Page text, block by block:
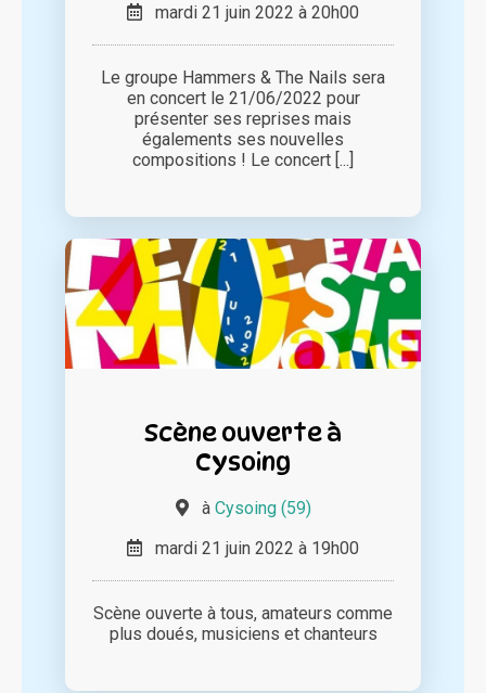
mardi 21 juin 2022 à 20h00
Le groupe Hammers & The Nails sera
en concert le 21/06/2022 pour
présenter ses reprises mais
égalements ses nouvelles
compositions ! Le concert [...]
Scène ouverte à
Cysoing
à Cysoing (59)
mardi 21 juin 2022 à 19h00
Scène ouverte à tous, amateurs comme
plus doués, musiciens et chanteurs